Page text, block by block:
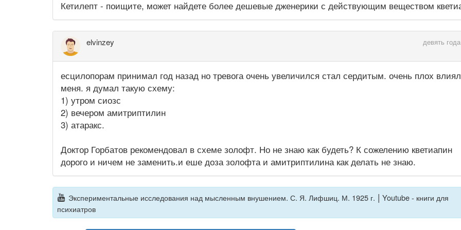
Кетилепт - поищите, может найдете более дешевые дженерики с действующим веществом
elvinzey девять
есцилопорам принимал год назад но тревога очень увеличился стал сердитым. очень плох
меня. я думал такую схему:
1) утром сиозс
2) вечером амитриптилин
3) атаракс.
Доктор Горбатов рекомендовал в схеме золофт. Но не знаю как будеть? К сожелению кветиапин
дорого и ничем не заменить.и еше доза золофта и амитриптилина как делать не знаю.
Экспериментальные исследования над мысленным внушением. С. Я. Лифшиц. М. 1925 г. | Youtube - книги для
психиатров